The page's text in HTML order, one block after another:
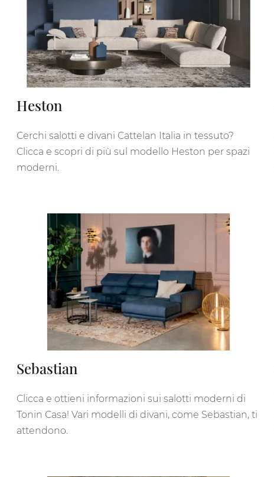
Heston
Cerchi salotti e divani Cattelan Italia in tessuto?
Clicca e scopri di più sul modello Heston per spazi
moderni.
Sebastian
Clicca e ottieni informazioni sui salotti moderni di
Tonin Casa! Vari modelli di divani, come Sebastian, ti
attendono.